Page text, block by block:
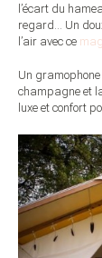
l’écart du
regard… Un
l’air avec ce
Un
champagne et
luxe et confort